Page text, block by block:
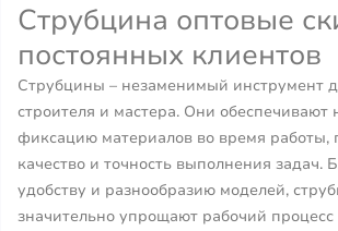
Струбцина оптовые
постоянных клиентов
Струбцины – незаменимый инструмент
строителя и мастера. Они
фиксацию материалов во время работы,
качество и точность выполнения задач.
удобству и разнообразию моделей,
значительно упрощают рабочий